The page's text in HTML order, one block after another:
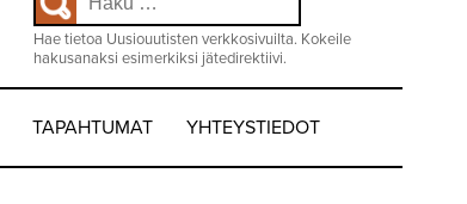
Valitse
kieli:
Hae tietoa Uusiouutisten verkkosivuilta. Kokeile
hakusanaksi esimerkiksi jätedirektiivi.
TAPAHTUMAT YHTEYSTIEDOT